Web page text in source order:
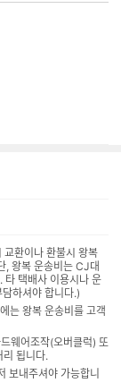
교환이나 환불시 왕복
, 왕복 운송비는 CJ대
타 택배사 이용시나 운
하셔야 합니다.)
는 왕복 운송비를 고객
웨어조작(오버클럭) 또
리 됩니다.
보내주셔야 가능합니